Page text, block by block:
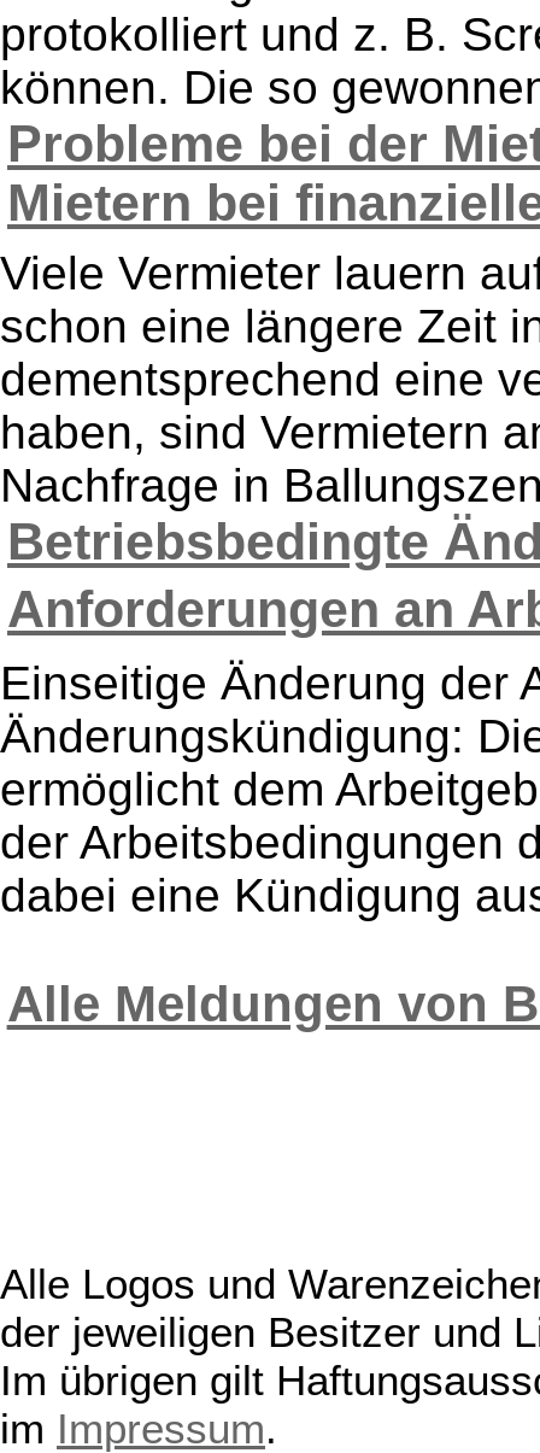
protokolliert und z. B.
können. Die so
Probleme bei der
Mietern bei
Viele Vermieter lauern
schon eine längere Zeit
dementsprechend eine
haben, sind Vermietern
Nachfrage in
Betriebsbedingte
Anforderungen an
Einseitige Änderung der
Änderungskündigung:
ermöglicht dem
der Arbeitsbedingungen
dabei eine Kündigung
Alle Meldungen von
Alle Logos und
der jeweiligen Besitzer und
Im übrigen gilt
im Impressum.